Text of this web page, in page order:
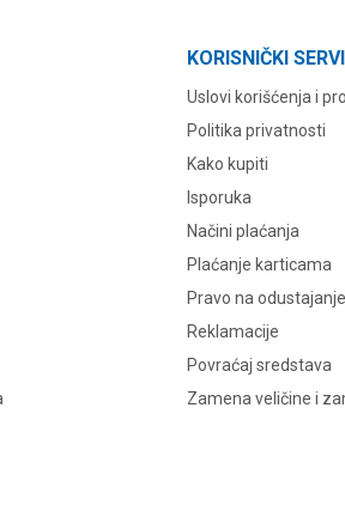
KORISNIČKI
Uslovi korišćenja i
Politika privatnosti
Kako kupiti
Isporuka
Načini plaćanja
Plaćanje karticama
Pravo na odustajanje
Reklamacije
Povraćaj sredstava
Zamena veličine i